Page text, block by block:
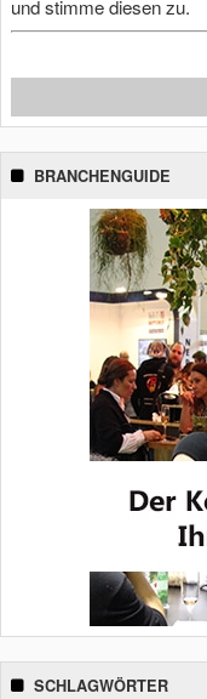
und stimme diesen zu.
BRANCHENGUIDE
SCHLAGWÖRTER